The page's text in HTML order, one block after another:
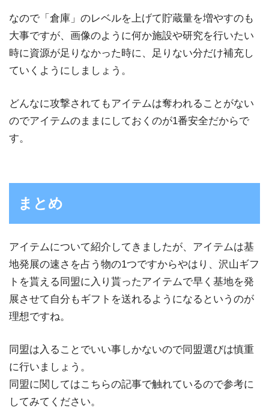
なので「倉庫」のレベルを上げて貯蔵量を増やすのも
大事ですが、画像のように何か施設や研究を行いたい
時に資源が足りなかった時に、足りない分だけ補充し
ていくようにしましょう。
どんなに攻撃されてもアイテムは奪われることがない
のでアイテムのままにしておくのが1番安全だからで
す。
まとめ
アイテムについて紹介してきましたが、アイテムは基
地発展の速さを占う物の1つですからやはり、沢山ギフ
トを貰える同盟に入り貰ったアイテムで早く基地を発
展させて自分もギフトを送れるようになるというのが
理想ですね。
同盟は入ることでいい事しかないので同盟選びは慎重
に行いましょう。
同盟に関してはこちらの記事で触れているので参考に
してみてください。